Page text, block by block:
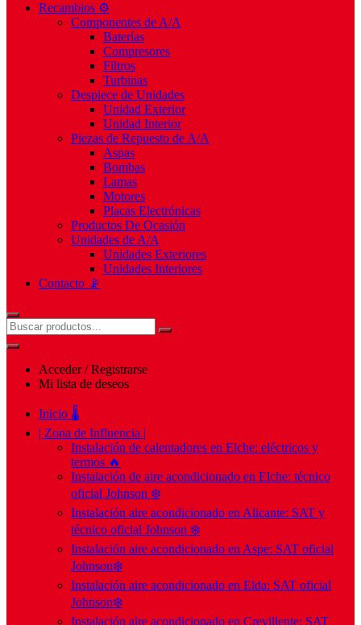
Recambios ⚙️
Componentes de A/A
Baterías
Compresores
Filtros
Turbinas
Despiece de Unidades
Unidad Exterior
Unidad Interior
Piezas de Repuesto de A/A
Aspas
Bombas
Lamas
Motores
Placas Electrónicas
Productos De Ocasión
Unidades de A/A
Unidades Exteriores
Unidades Interiores
Contacto 📡
Acceder / Registrarse
Mi lista de deseos
Inicio 🌡️
| Zona de Influencia |
Instalación de calentadores en Elche: eléctricos y
termos 🔥
Instalación de aire acondicionado en Elche: técnico
oficial Johnson ❄️
Instalación aire acondicionado en Alicante: SAT y
técnico oficial Johnson ❄️
Instalación aire acondicionado en Aspe: SAT oficial
Johnson❄️
Instalación aire acondicionado en Elda: SAT oficial
Johnson❄️
Instalación aire acondicionado en Crevillente: SAT